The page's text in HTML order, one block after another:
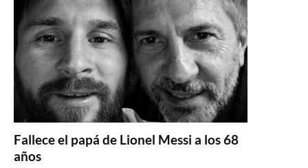
Fallece el papá de Lionel Messi a los 68
años